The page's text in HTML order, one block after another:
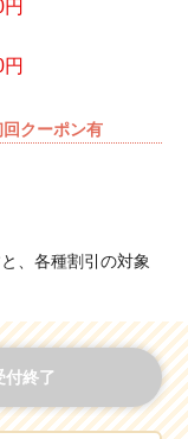
クーポン有
、各種割引の対象
付終了